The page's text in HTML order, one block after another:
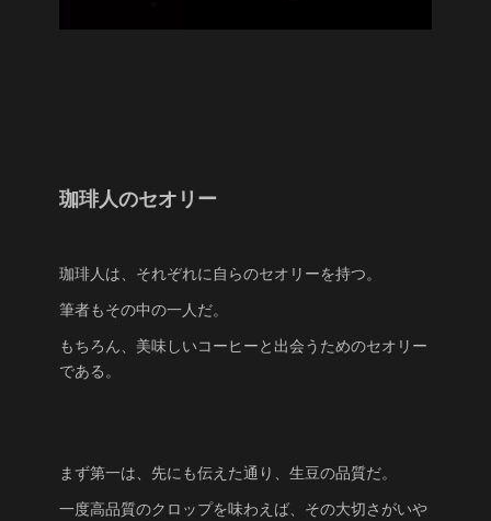
珈琲人のセオリー
珈琲人は、それぞれに自らのセオリーを持つ。
筆者もその中の一人だ。
もちろん、美味しいコーヒーと出会うためのセオリー
である。
まず第一は、先にも伝えた通り、生豆の品質だ。
一度高品質のクロップを味わえば、その大切さがいや